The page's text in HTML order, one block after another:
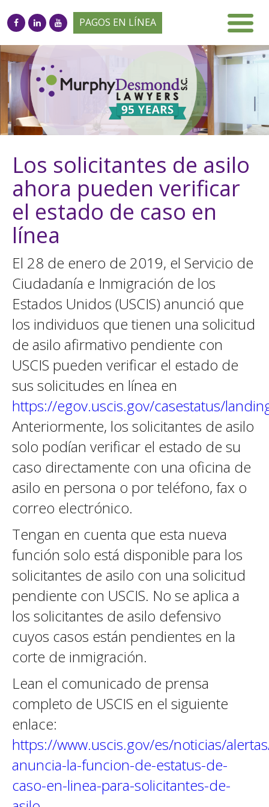
PAGOS EN LÍNEA
Los solicitantes de asilo
ahora pueden verificar
el estado de caso en
línea
El 28 de enero de 2019, el Servicio de
Ciudadanía e Inmigración de los
Estados Unidos (USCIS) anunció que
los individuos que tienen una solicitud
de asilo afirmativo pendiente con
USCIS pueden verificar el estado de
sus solicitudes en línea en
https://egov.uscis.gov/casestatus/
Anteriormente, los solicitantes de asilo
solo podían verificar el estado de su
caso directamente con una oficina de
asilo en persona o por teléfono, fax o
correo electrónico.
Tengan en cuenta que esta nueva
función solo está disponible para los
solicitantes de asilo con una solicitud
pendiente con USCIS. No se aplica a
los solicitantes de asilo defensivo
cuyos casos están pendientes en la
corte de inmigración.
Lean el comunicado de prensa
completo de USCIS en el siguiente
enlace:
https://www.uscis.gov/es/noticias/
anuncia-la-funcion-de-estatus-de-
caso-en-linea-para-solicitantes-de-